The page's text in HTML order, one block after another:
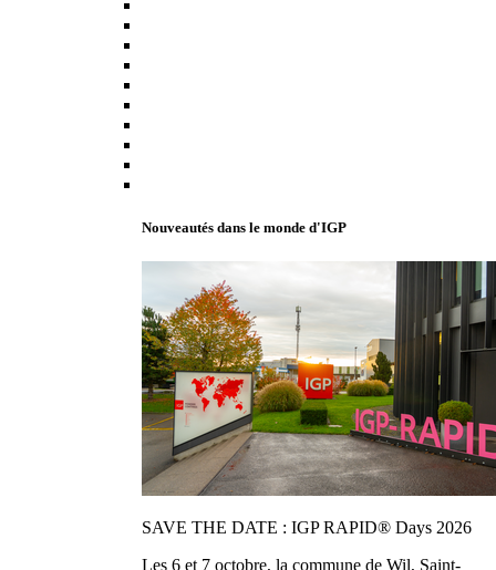
Nouveautés dans le monde d'IGP
SAVE THE DATE : IGP RAPID® Days 2026
Les 6 et 7 octobre, la commune de Wil, Saint-